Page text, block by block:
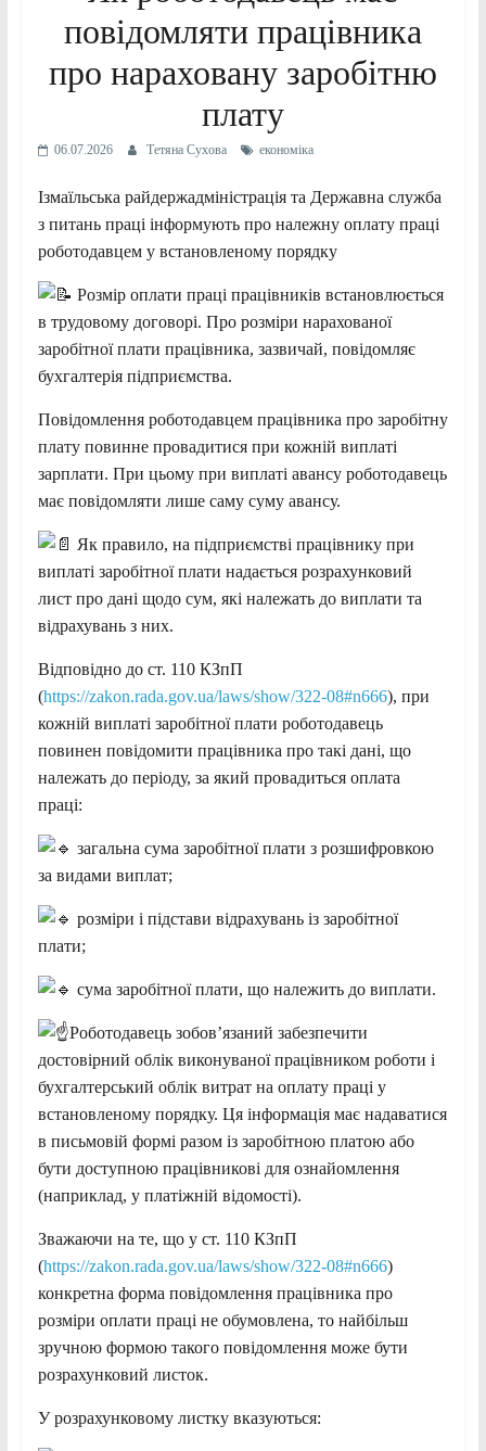
повідомляти працівника
про нараховану заробітню
плату
06.07.2026 Тетяна Сухова економіка
Ізмаїльська райдержадміністрація та Державна служба
з питань праці інформують про належну оплату праці
роботодавцем у встановленому порядку
Розмір оплати праці працівників встановлюється
в трудовому договорі. Про розміри нарахованої
заробітної плати працівника, зазвичай, повідомляє
бухгалтерія підприємства.
Повідомлення роботодавцем працівника про заробітну
плату повинне провадитися при кожній виплаті
зарплати. При цьому при виплаті авансу роботодавець
має повідомляти лише саму суму авансу.
Як правило, на підприємстві працівнику при
виплаті заробітної плати надається розрахунковий
лист про дані щодо сум, які належать до виплати та
відрахувань з них.
Відповідно до ст. 110 КЗпП
(https://zakon.rada.gov.ua/laws/show/322-08#n666), при
кожній виплаті заробітної плати роботодавець
повинен повідомити працівника про такі дані, що
належать до періоду, за який провадиться оплата
праці:
загальна сума заробітної плати з розшифровкою
за видами виплат;
розміри і підстави відрахувань із заробітної
плати;
сума заробітної плати, що належить до виплати.
Роботодавець зобов’язаний забезпечити
достовірний облік виконуваної працівником роботи і
бухгалтерський облік витрат на оплату праці у
встановленому порядку. Ця інформація має надаватися
в письмовій формі разом із заробітною платою або
бути доступною працівникові для ознайомлення
(наприклад, у платіжній відомості).
Зважаючи на те, що у ст. 110 КЗпП
(https://zakon.rada.gov.ua/laws/show/322-08#n666)
конкретна форма повідомлення працівника про
розміри оплати праці не обумовлена, то найбільш
зручною формою такого повідомлення може бути
розрахунковий листок.
У розрахунковому листку вказуються: